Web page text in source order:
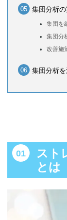
集団分析
集団を
集団分
改善施
集団分析
スト
とは